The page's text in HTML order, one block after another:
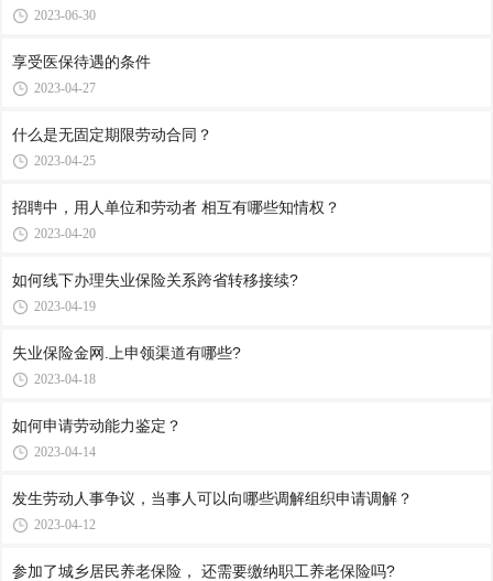
2023-06-30
享受医保待遇的条件
2023-04-27
什么是无固定期限劳动合同？
2023-04-25
招聘中，用人单位和劳动者 相互有哪些知情权？
2023-04-20
如何线下办理失业保险关系跨省转移接续?
2023-04-19
失业保险金网.上申领渠道有哪些?
2023-04-18
如何申请劳动能力鉴定？
2023-04-14
发生劳动人事争议，当事人可以向哪些调解组织申请调解？
2023-04-12
参加了城乡居民养老保险， 还需要缴纳职工养老保险吗?